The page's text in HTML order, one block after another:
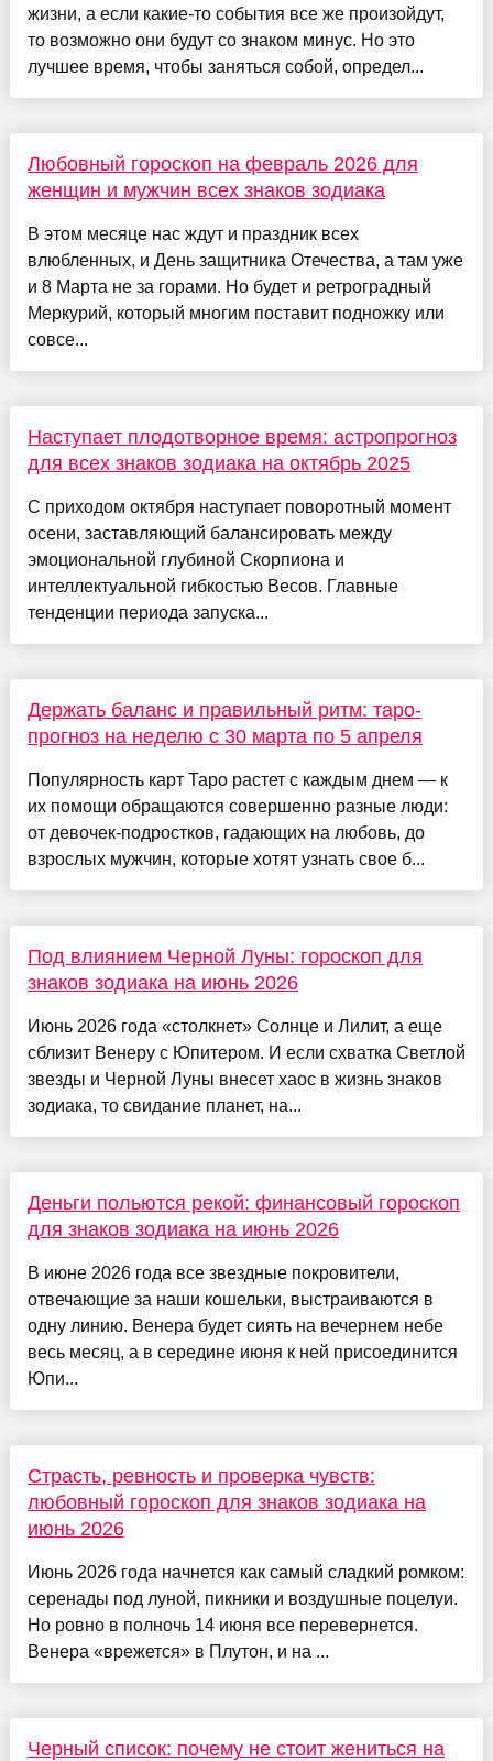
жизни, а если какие-то события все же произойдут,
то возможно они будут со знаком минус. Но это
лучшее время, чтобы заняться собой, определ...
Любовный гороскоп на февраль 2026 для
женщин и мужчин всех знаков зодиака
В этом месяце нас ждут и праздник всех
влюбленных, и День защитника Отечества, а там уже
и 8 Марта не за горами. Но будет и ретроградный
Меркурий, который многим поставит подножку или
совсе...
Наступает плодотворное время: астропрогноз
для всех знаков зодиака на октябрь 2025
С приходом октября наступает поворотный момент
осени, заставляющий балансировать между
эмоциональной глубиной Скорпиона и
интеллектуальной гибкостью Весов. Главные
тенденции периода запуска...
Держать баланс и правильный ритм: таро-
прогноз на неделю с 30 марта по 5 апреля
Популярность карт Таро растет с каждым днем — к
их помощи обращаются совершенно разные люди:
от девочек-подростков, гадающих на любовь, до
взрослых мужчин, которые хотят узнать свое б...
Под влиянием Черной Луны: гороскоп для
знаков зодиака на июнь 2026
Июнь 2026 года «столкнет» Солнце и Лилит, а еще
сблизит Венеру с Юпитером. И если схватка Светлой
звезды и Черной Луны внесет хаос в жизнь знаков
зодиака, то свидание планет, на...
Деньги польются рекой: финансовый гороскоп
для знаков зодиака на июнь 2026
В июне 2026 года все звездные покровители,
отвечающие за наши кошельки, выстраиваются в
одну линию. Венера будет сиять на вечернем небе
весь месяц, а в середине июня к ней присоединится
Юпи...
Страсть, ревность и проверка чувств:
любовный гороскоп для знаков зодиака на
июнь 2026
Июнь 2026 года начнется как самый сладкий ромком:
серенады под луной, пикники и воздушные поцелуи.
Но ровно в полночь 14 июня все перевернется.
Венера «врежется» в Плутон, и на ...
Черный список: почему не стоит жениться на